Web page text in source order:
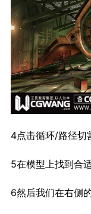
4点击循环/路径切
5在模型上找到合
6然后我们在右侧